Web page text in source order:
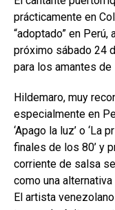
prácticamente en
“adoptado” en Perú,
próximo sábado 24
para los amantes
Hildemaro, muy
especialmente en
‘Apago la luz’ o ‘La
finales de los 80’ y
corriente de salsa
como una
El artista